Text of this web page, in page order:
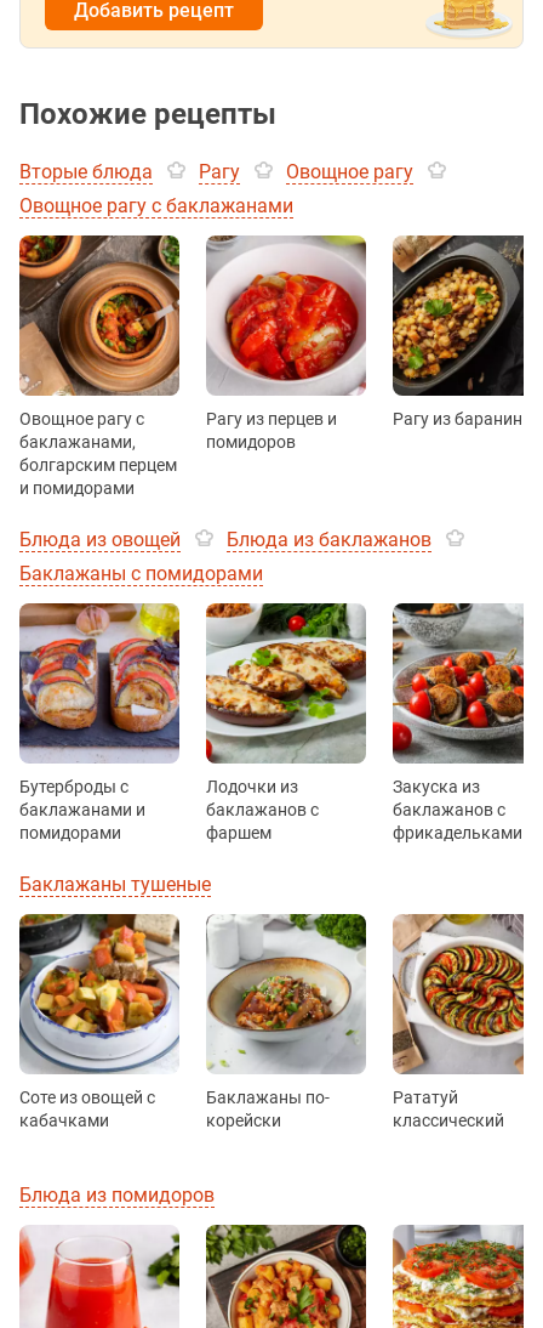
Добавить рецепт
Похожие рецепты
Вторые блюда Рагу
Овощное рагу
Овощное рагу с баклажанами
Овощное рагу с
баклажанами,
болгарским перцем
и помидорами
Рагу из перцев и
помидоров
Рагу из баранины
Блюда из овощей
Блюда из баклажанов
Баклажаны с помидорами
Бутерброды с
баклажанами и
помидорами
Лодочки из
баклажанов с
фаршем
Закуска из
баклажанов с
фрикадельками
Баклажаны тушеные
Соте из овощей с
кабачками
Баклажаны по-
корейски
Рататуй
классический
Блюда из помидоров